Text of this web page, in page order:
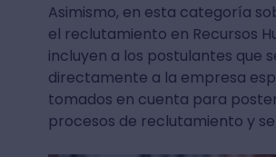
Asimismo, en esta categoría
el reclutamiento en Recursos
incluyen a los postulantes que
directamente a la empresa
tomados en cuenta para
procesos de reclutamiento y